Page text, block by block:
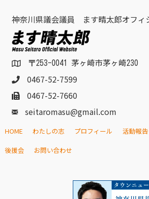
神奈川県議会議員 ます晴太郎オフィ
〒253-0041 茅ヶ崎市茅ヶ崎230
0467-52-7599
0467-52-7660
seitaromasu@gmail.com
HOME わたしの志 プロフィール 活動報告
後援会 お問い合わせ